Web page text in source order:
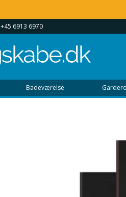
+45 6913 6970
Badeværelse